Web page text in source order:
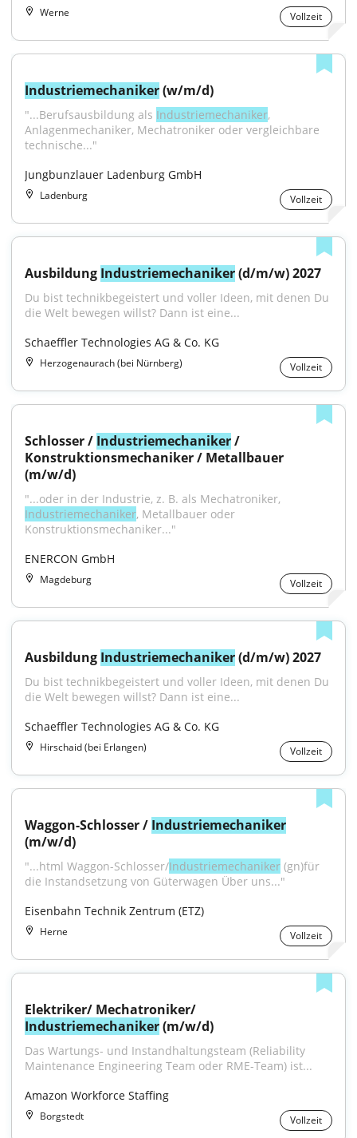
Werne Vollzeit
Industriemechaniker (w/m/d)
"...Berufsausbildung als Industriemechaniker,
Anlagenmechaniker, Mechatroniker oder vergleichbare
technische..."
Jungbunzlauer Ladenburg GmbH
Ladenburg Vollzeit
Ausbildung Industriemechaniker (d/m/w) 2027
Du bist technikbegeistert und voller Ideen, mit denen Du
die Welt bewegen willst? Dann ist eine...
Schaeffler Technologies AG & Co. KG
Herzogenaurach (bei Nürnberg) Vollzeit
Schlosser / Industriemechaniker /
Konstruktionsmechaniker / Metallbauer
(m/w/d)
Industriemechaniker, Metallbauer oder
Konstruktionsmechaniker..."
ENERCON GmbH
Magdeburg Vollzeit
Ausbildung Industriemechaniker (d/m/w) 2027
Du bist technikbegeistert und voller Ideen, mit denen Du
die Welt bewegen willst? Dann ist eine...
Schaeffler Technologies AG & Co. KG
Hirschaid (bei Erlangen) Vollzeit
Waggon-Schlosser / Industriemechaniker
(m/w/d)
"...html Waggon-Schlosser/Industriemechaniker (gn)für
die Instandsetzung von Güterwagen Über uns..."
Eisenbahn Technik Zentrum (ETZ)
Herne Vollzeit
Industriemechaniker (m/w/d)
Das Wartungs- und Instandhaltungsteam (Reliability
Maintenance Engineering Team oder RME-Team) ist...
Amazon Workforce Staffing
Borgstedt Vollzeit